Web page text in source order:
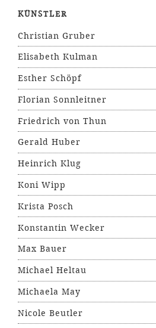
KÜNSTLER
Christian Gruber
Elisabeth Kulman
Esther Schöpf
Florian Sonnleitner
Friedrich von Thun
Gerald Huber
Heinrich Klug
Koni Wipp
Krista Posch
Konstantin Wecker
Max Bauer
Michael Heltau
Michaela May
Nicole Beutler